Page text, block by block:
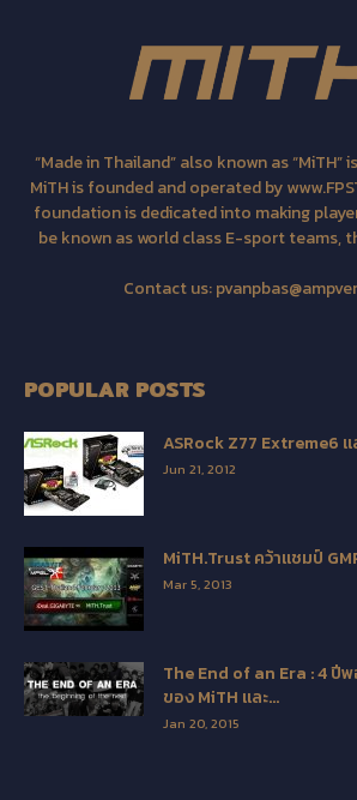
“Made in Thailand” also known as “MiTH”
MiTH is founded and operated by
foundation is dedicated into making
be known as world class E-sport teams,
Contact us:
POPULAR POSTS
ASRock Z77 Extreme6
Jun 21, 2012
MiTH.Trust คว้าแชมป์
Mar 5, 2013
The End of an Era : 4 ปี
ของ MiTH และ...
Jan 20, 2015